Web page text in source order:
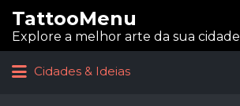
TattooMenu
Explore a melhor arte da sua cidade
Cidades & Ideias